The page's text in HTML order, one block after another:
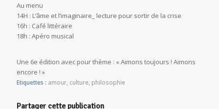
Au menu
14H : L’âme et l’imaginaire_ lecture pour sortir de la crise
16h : Café littéraire
18h : Apéro musical
Une 6e édition avec pour thème : « Aimons toujours ! Aimons
encore ! »
Etiquettes : amour, culture philosophie
Partager cette publication